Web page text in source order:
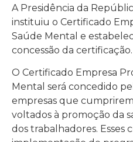
A Presidência da
instituiu o Certificado
Saúde Mental e
concessão da certificação.
O Certificado Empresa
Mental será concedido
empresas que
voltados à promoção da
dos trabalhadores. Esses